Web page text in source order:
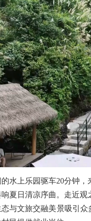
的水上乐园驱车20分钟
夏日清凉序曲。走近
与文旅交融美景吸引